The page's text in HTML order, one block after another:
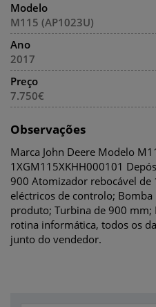
Modelo
M115 (AP1023U)
Ano
2017
Preço
7.750€
Observações
Marca John Deere Modelo
1XGM115XKHH000101
900 Atomizador rebocável de
eléctricos de controlo;
produto; Turbina de 900
rotina informática, todos os
junto do vendedor.